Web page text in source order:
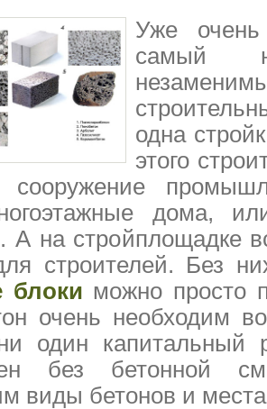
Уже
самый
одна
этого
сооружение
дома,
А на стройплощадке
строителей. Без
блоки можно просто
очень необходим
один капитальный
без бетонной
виды бетонов и